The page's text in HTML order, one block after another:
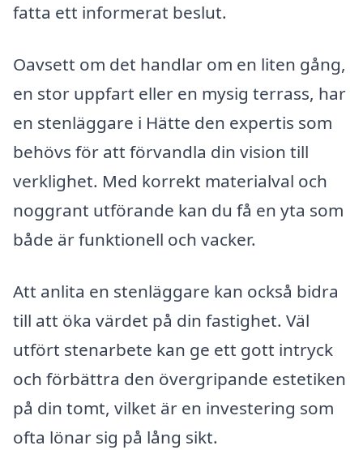
fatta ett informerat beslut.
Oavsett om det handlar om en liten gång,
en stor uppfart eller en mysig terrass, har
en stenläggare i Hätte den expertis som
behövs för att förvandla din vision till
verklighet. Med korrekt materialval och
noggrant utförande kan du få en yta som
både är funktionell och vacker.
Att anlita en stenläggare kan också bidra
till att öka värdet på din fastighet. Väl
utfört stenarbete kan ge ett gott intryck
och förbättra den övergripande estetiken
på din tomt, vilket är en investering som
ofta lönar sig på lång sikt.